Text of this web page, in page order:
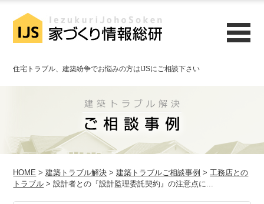
住宅トラブル、建築紛争でお悩みの方はIJSにご相談下さい
HOME >建築トラブル解決 >建築トラブルご相談事例 >工務店との
トラブル > 設計者との『設計監理委託契約』の注意点に...